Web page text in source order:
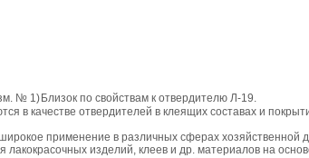
№ 1) Близок по свойствам к отвердителю Л-19.
в качестве отвердителей в клеящих составах и
применение в различных сферах хозяйственной
лакокрасочных изделий, клеев и др. материалов на